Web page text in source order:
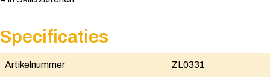
Specificaties
Artikelnummer ZL0331